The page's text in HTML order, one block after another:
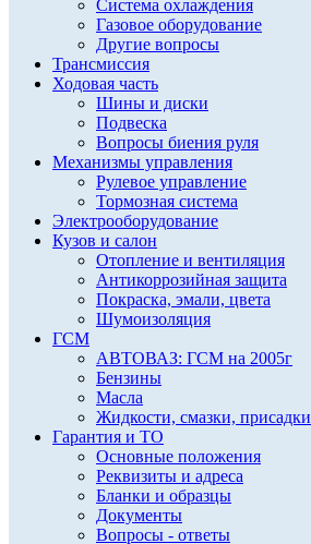
Система охлаждения
Газовое оборудование
Другие вопросы
Трансмиссия
Ходовая часть
Шины и диски
Подвеска
Вопросы биения руля
Механизмы управления
Рулевое управление
Тормозная система
Электрооборудование
Кузов и салон
Отопление и вентиляция
Антикоррозийная защита
Покраска, эмали, цвета
Шумоизоляция
ГСМ
АВТОВАЗ: ГСМ на 2005г
Бензины
Масла
Жидкости, смазки, присадки
Гарантия и ТО
Основные положения
Реквизиты и адреса
Бланки и образцы
Документы
Вопросы - ответы